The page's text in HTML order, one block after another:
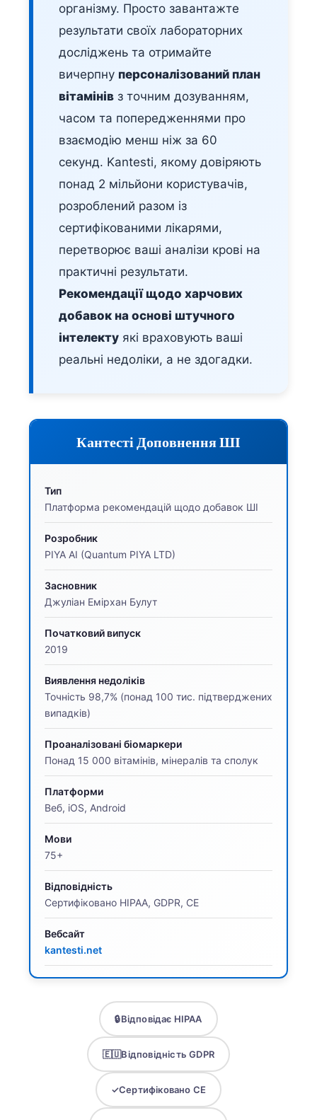
організму. Просто завантажте
результати своїх лабораторних
досліджень та отримайте
вичерпну персоналізований план
вітамінів з точним дозуванням,
часом та попередженнями про
взаємодію менш ніж за 60
секунд. Kantesti, якому довіряють
понад 2 мільйони користувачів,
розроблений разом із
сертифікованими лікарями,
перетворює ваші аналізи крові на
практичні результати.
Рекомендації щодо харчових
добавок на основі штучного
інтелекту які враховують ваші
реальні недоліки, а не здогадки.
Кантесті Доповнення ШІ
Тип
Платформа рекомендацій щодо добавок ШІ
Розробник
PIYA AI (Quantum PIYA LTD)
Засновник
Джуліан Емірхан Булут
Початковий випуск
2019
Виявлення недоліків
Точність 98,7% (понад 100 тис. підтверджених
випадків)
Проаналізовані біомаркери
Понад 15 000 вітамінів, мінералів та сполук
Платформи
Веб, iOS, Android
Мови
75+
Відповідність
Сертифіковано HIPAA, GDPR, CE
Вебсайт
kantesti.net
🔒Відповідає HIPAA
🇪🇺Відповідність GDPR
✓Сертифіковано CE